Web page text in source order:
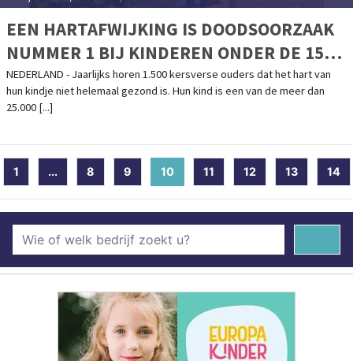
EEN HARTAFWIJKING IS DOODSOORZAAK
NUMMER 1 BIJ KINDEREN ONDER DE 15
JAAR. STRIJD MEE TIJDENS DE
LANDELIJKE COLLECTEWEEK VAN
NEDERLAND - Jaarlijks horen 1.500 kersverse ouders dat het hart van
hun kindje niet helemaal gezond is. Hun kind is een van de meer dan
25.000 [...]
1 ... 8 9 10 (current)
11 12 13 14